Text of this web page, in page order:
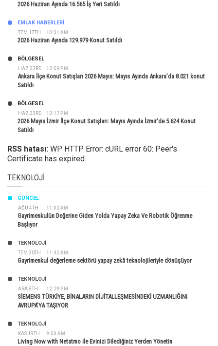
2026 Haziran Ayında 16.565 İş Yeri Satıldı
TEM 17TH 10:31 AM
EMLAK HABERLERI
2026 Haziran Ayında 129.979 Konut Satıldı
HAZ 23RD 12:59 PM
BÖLGESEL
Ankara İlçe Konut Satışları 2026 Mayıs: Mayıs Ayında Ankara’da 8.021 konut
Satıldı
HAZ 23RD 12:17 PM
BÖLGESEL
2026 Mayıs İzmir İlçe Konut Satışları: Mayıs Ayında İzmir’de 5.624 Konut
Satıldı
RSS hatası: WP HTTP Error: cURL error 60: Peer's
Certificate has expired.
TEKNOLOJI
AĞU 4TH 11:02 AM
GÜNCEL
Gayrimenkulün Değerine Giden Yolda Yapay Zeka Ve Robotik Öğrenme
Başlıyor
TEM 30TH 11:42 AM
TEKNOLOJİ
Gayrimenkul değerleme sektörü yapay zekâ teknolojileriyle dönüşüyor
ARA 8TH 12:29 PM
TEKNOLOJİ
SİEMENS TÜRKİYE, BİNALARIN DİJİTALLEŞMESİNDEKİ UZMANLIĞINI
AVRUPA’YA TAŞIYOR
KAS 19TH 9:50 AM
TEKNOLOJİ
Living Now with Netatmo ile Evinizi Dilediğiniz Yerden Yönetin